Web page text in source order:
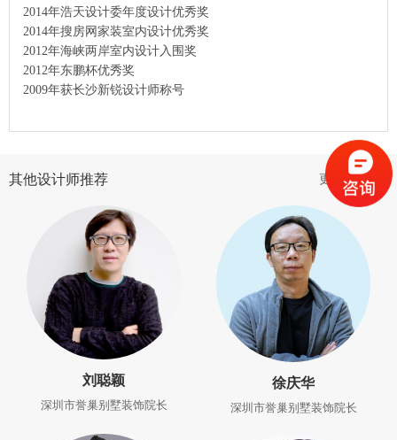
2014年浩天设计委年度设计优秀奖
2014年搜房网家装室内设计优秀奖
2012年海峡两岸室内设计入围奖
2012年东鹏杯优秀奖
2009年获长沙新锐设计师称号
更多设计师>
其他设计师推荐
刘聪颖
深圳市誉巢别墅装饰院长
徐庆华
深圳市誉巢别墅装饰院长